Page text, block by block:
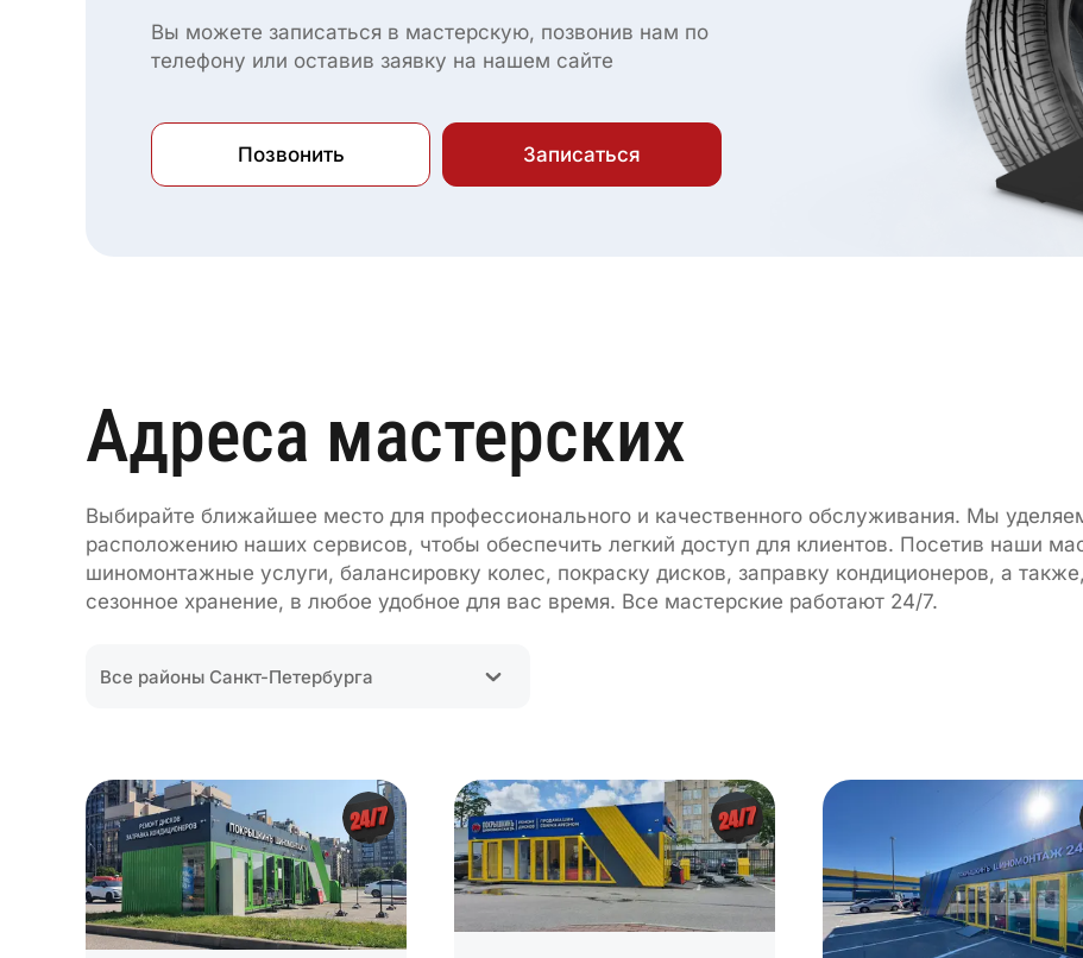
Вы можете записаться в мастерскую, позвонив нам по
телефону или оставив заявку на нашем сайте
Позвонить Записаться
Адреса мастерских
Выбирайте ближайшее место для профессионального и качественного обслуживания. Мы
расположению наших сервисов, чтобы обеспечить легкий доступ для клиентов. Посетив наши
шиномонтажные услуги, балансировку колес, покраску дисков, заправку кондиционеров, а
сезонное хранение, в любое удобное для вас время. Все мастерские работают 24/7.
Все районы Санкт-Петербурга